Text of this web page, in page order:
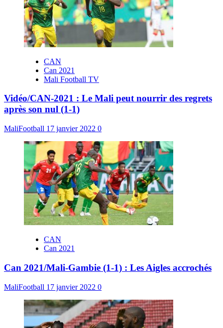
CAN
Can 2021
Mali Football TV
Vidéo/CAN-2021 : Le Mali peut nourrir des regrets
après son nul (1-1)
MaliFootball 17 janvier 2022 0
CAN
Can 2021
Can 2021/Mali-Gambie (1-1) : Les Aigles accrochés
MaliFootball 17 janvier 2022 0